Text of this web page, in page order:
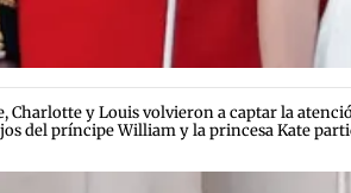
Charlotte y Louis volvieron a captar la
del príncipe William y la princesa Kate